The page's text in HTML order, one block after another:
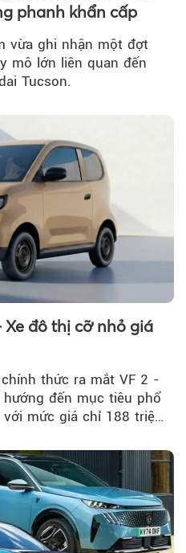
phanh khẩn cấp
vừa ghi nhận một đợt
mô lớn liên quan đến
Tucson.
Xe đô thị cỡ nhỏ giá
thức ra mắt VF 2 -
đến mục tiêu phổ
mức giá chỉ 188 triệu